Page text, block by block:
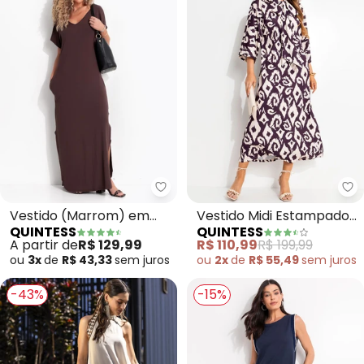
Quintess - Vestido (Marrom)
Vestido (Marrom) em
Malha de Viscose
QUINTESS
A partir deR$ 129,99
ou 3xde R$ 43,33sem juros
Vestido Midi Estampado
em Malha Fria com Gola
Laço e Manga 3/4
QUINTESS
R$ 110,99R$ 199,99
ou 2xde R$ 55,49sem juros
-43% -15%